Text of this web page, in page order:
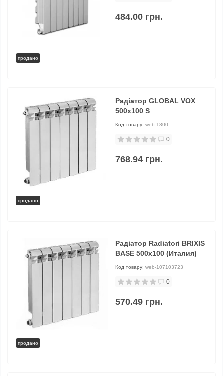
продано
484.00 грн.
продано
Радіатор GLOBAL VOX
500x100 S
Код товару: web-1800
0
768.94 грн.
продано
Радіатор Radiatori BRIXIS
BASE 500x100 (Италия)
Код товару: web-107103723
0
570.49 грн.